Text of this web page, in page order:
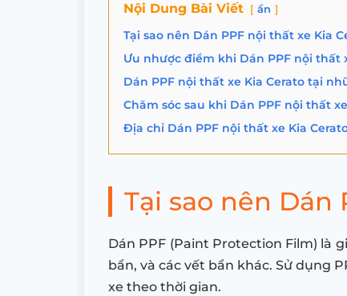
Nội Dung Bài Viết ẩn
Tại sao nên Dán PPF nội thất xe Kia
Ưu nhược điểm khi Dán PPF nội thất
Dán PPF nội thất xe Kia Cerato tại
Chăm sóc sau khi Dán PPF nội thất
Địa chỉ Dán PPF nội thất xe Kia
Tại sao nên Dán
Dán PPF (Paint Protection Film) là
bẩn, và các vết bẩn khác. Sử dụng
xe theo thời gian.